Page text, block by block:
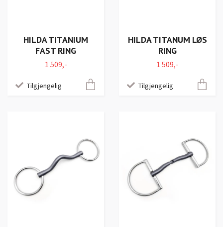
HILDA TITANIUM
FAST RING
1 509,-
Tilgjengelig
HILDA TITANUM LØS
RING
1 509,-
Tilgjengelig